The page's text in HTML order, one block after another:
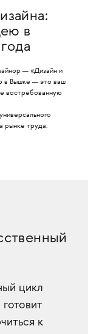
в
— «Дизайн и
в Вышке — это ваш
востребованную
рынке труда.
цикл
к